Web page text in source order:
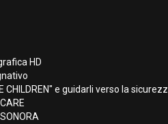
HD
CHILDREN" e guidarli verso la